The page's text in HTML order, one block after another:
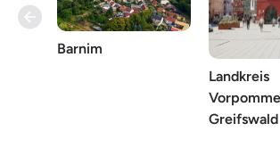
Barnim
Landkreis
Greifswald